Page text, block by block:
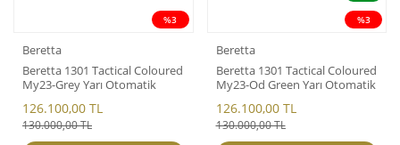
%3
Beretta
Beretta 1301 Tactical Coloured
My23-Grey Yarı Otomatik
126.100,00 TL
130.000,00 TL
%3
Beretta
Beretta 1301 Tactical Coloured
My23-Od Green Yarı Otomatik
126.100,00 TL
130.000,00 TL